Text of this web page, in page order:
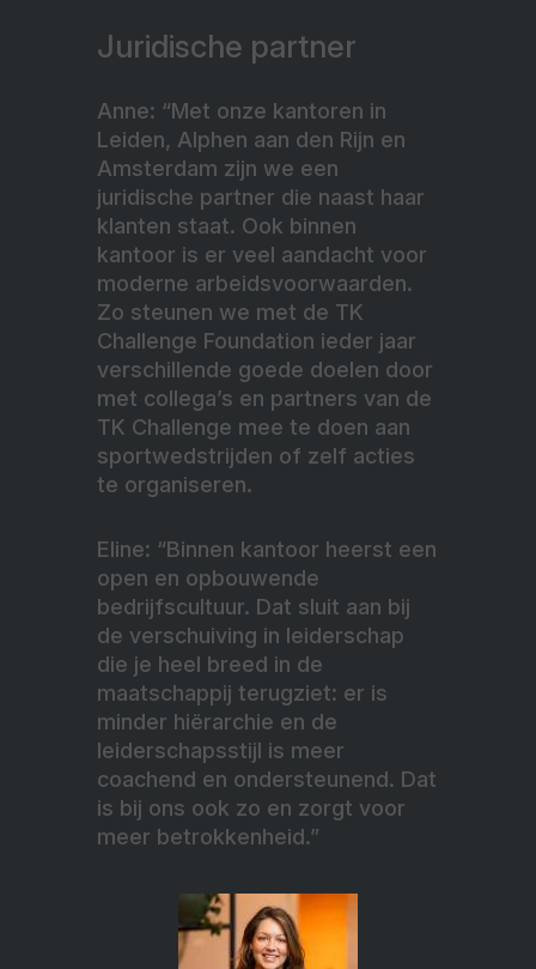
Juridische partner
Anne: “Met onze kantoren in
Leiden, Alphen aan den Rijn en
Amsterdam zijn we een
juridische partner die naast haar
klanten staat. Ook binnen
kantoor is er veel aandacht voor
moderne arbeidsvoorwaarden.
Zo steunen we met de TK
Challenge Foundation ieder jaar
verschillende goede doelen door
met collega’s en partners van de
TK Challenge mee te doen aan
sportwedstrijden of zelf acties
te organiseren.
Eline: “Binnen kantoor heerst een
open en opbouwende
bedrijfscultuur. Dat sluit aan bij
de verschuiving in leiderschap
die je heel breed in de
maatschappij terugziet: er is
minder hiërarchie en de
leiderschapsstijl is meer
coachend en ondersteunend. Dat
is bij ons ook zo en zorgt voor
meer betrokkenheid.”